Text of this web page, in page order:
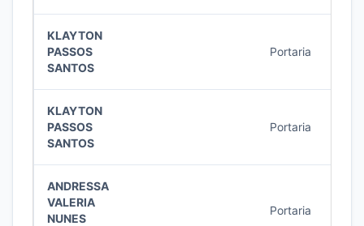
KLAYTON
PASSOS
SANTOS
Portaria
KLAYTON
PASSOS
SANTOS
Portaria
ANDRESSA
VALERIA
NUNES
Portaria